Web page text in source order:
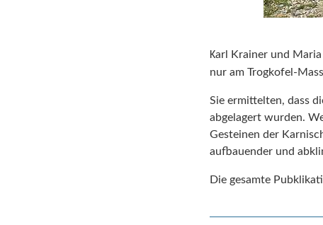
Karl Krainer und
nur am Trogkofel-
Sie ermittelten, dass
abgelagert wurden.
Gesteinen der
aufbauender und
Die gesamte